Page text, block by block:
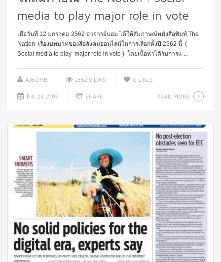
media to play major role in vote
เมื่อวันที่ 12 มกราคม 2562 อาจารย์บอม ได้ให้สัมภาษณ์หนังสือพิมพ์ The
Nation เรื่องบทบาทของสื่อสังคมออนไลน์ในการเลือกตั้งปี 2562 นี้ (
Social media to play major role in vote ) โดยเนื้อหาได้รับการแ ...
AJBOMB 2352 VIEWS 0 LIKES
มี.ค. 23, 2019 SHARE READ MORE